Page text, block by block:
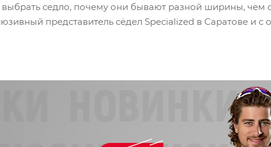
седло, почему они бывают разной ширины, чем
представитель сёдел Specialized в Саратове и